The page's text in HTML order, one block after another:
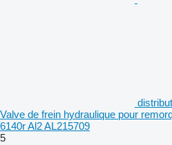
Valve de frein hydraulique pour
6140r Al2 AL215709
5